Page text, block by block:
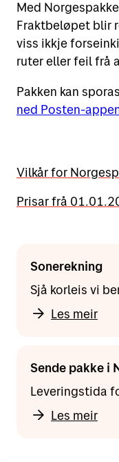
Med
Fraktbeløpet blir
viss ikkje
ruter eller feil frå
Pakken kan
ned Posten-
Vilkår for
Prisar frå
Sonerekning
Sjå korleis vi
Les meir
Sende pakke i
Leveringstida
Les meir